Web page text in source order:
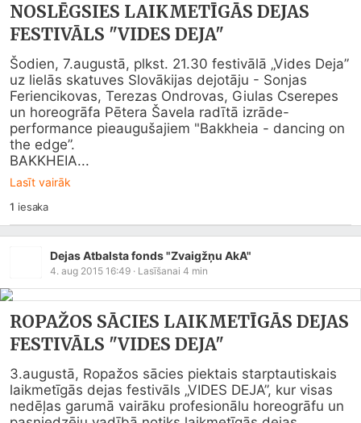
NOSLĒGSIES LAIKMETĪGĀS DEJAS
FESTIVĀLS "VIDES DEJA"
Šodien, 7.augustā, plkst. 21.30 festivālā „Vides Deja”
uz lielās skatuves Slovākijas dejotāju - Sonjas
Feriencikovas, Terezas Ondrovas, Giulas Cserepes
un horeogrāfa Pētera Šavela radītā izrāde-
performance pieaugušajiem "Bakkheia - dancing on
the edge”.
BAKKHEIA...
Lasīt vairāk
1 iesaka
Dejas Atbalsta fonds "Zvaigžņu AkA"
4. aug 2015 16:49 · Lasīšanai 4 min
ROPAŽOS SĀCIES LAIKMETĪGĀS DEJAS
FESTIVĀLS "VIDES DEJA"
3.augustā, Ropažos sācies piektais starptautiskais
laikmetīgās dejas festivāls „VIDES DEJA”, kur visas
nedēļas garumā vairāku profesionālu horeogrāfu un